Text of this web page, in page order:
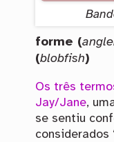
forme (
(blobfish)
Os três
Jay/Jane,
se sentiu
considerados